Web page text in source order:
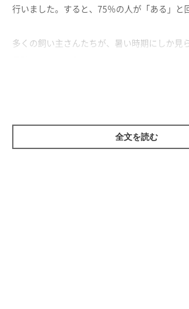
行いました。すると、75％の人が「ある」と
多くの飼い主さんたちが、暑い時期にしか見
全文を読む